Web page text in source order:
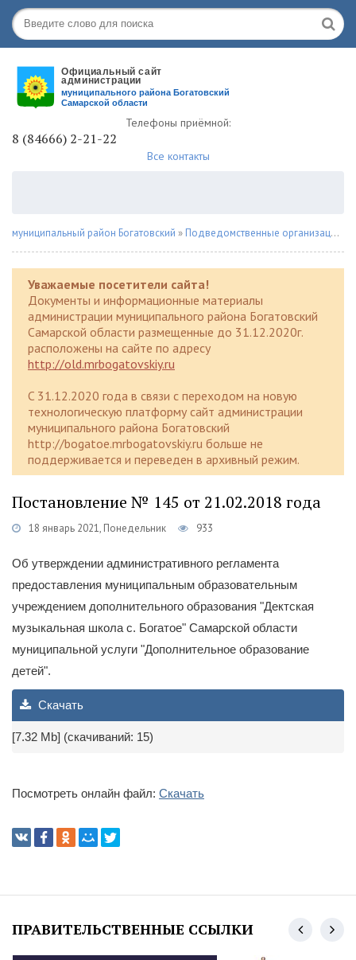
Телефоны приёмной:
8 (84666) 2-21-22
Все контакты
муниципальный район Богатовский » Подведомственные организации
Уважаемые посетители сайта!
Документы и информационные материалы
администрации муниципального района Богатовский
Самарской области размещенные до 31.12.2020г.
расположены на сайте по адресу
http://old.mrbogatovskiy.ru
C 31.12.2020 года в связи с переходом на новую
технологическую платформу сайт администрации
муниципального района Богатовский
http://bogatoe.mrbogatovskiy.ru больше не
поддерживается и переведен в архивный режим.
Постановление № 145 от 21.02.2018 года
18 январь 2021, Понедельник 933
Об утверждении административного регламента
предоставления муниципальным образовательным
учреждением дополнительного образования "Дектская
музыкальная школа с. Богатое" Самарской области
муниципальной услуги "Дополнительное образование
детей".
Скачать
[7.32 Mb] (cкачиваний: 15)
Посмотреть онлайн файл: Скачать
ПРАВИТЕЛЬСТВЕННЫЕ ССЫЛКИ